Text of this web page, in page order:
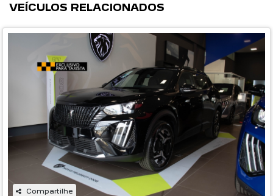
VEÍCULOS RELACIONADOS
Compartilhe